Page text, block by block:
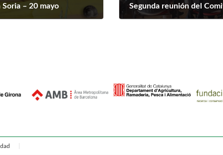
– 20 mayo Segunda reunión del